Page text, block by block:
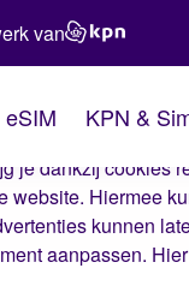
deze cookies
je dankzij cookies
website. Hiermee
kunnen
aanpassen.
van
eSIM KPN &